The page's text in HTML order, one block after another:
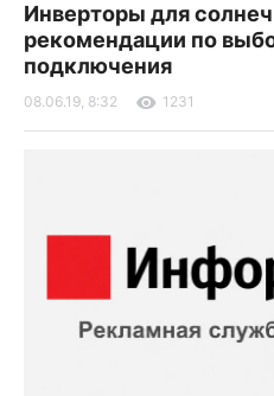
Инверторы для
рекомендации по
подключения
08.06.19, 8:32 1231